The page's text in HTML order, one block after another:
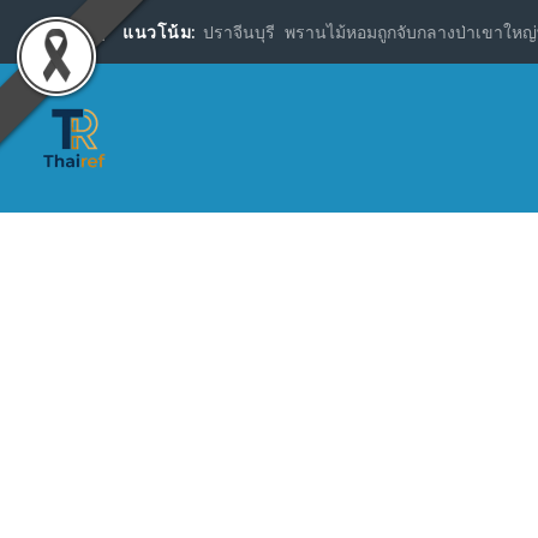
แนวโน้ม: ปราจีนบุรี พรานไม้หอมถูกจับกลางป่าเขาให